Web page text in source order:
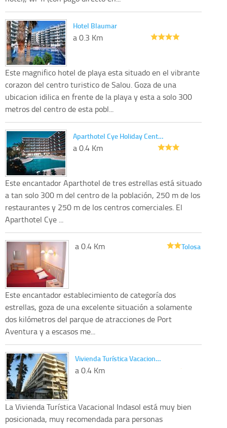
Hotel Blaumar
a 0.3 Km
Este magnifico hotel de playa esta situado en el vibrante
corazon del centro turistico de Salou. Goza de una
ubicacion idilica en frente de la playa y esta a solo 300
metros del centro de esta pobl...
Aparthotel Cye Holiday Cent…
a 0.4 Km
Este encantador Aparthotel de tres estrellas está situado
a tan solo 300 m del centro de la población, 250 m de los
restaurantes y 250 m de los centros comerciales. El
Aparthotel Cye ...
Tolosa
a 0.4 Km
Este encantador establecimiento de categoría dos
estrellas, goza de una excelente situación a solamente
dos kilómetros del parque de atracciones de Port
Aventura y a escasos me...
Vivienda Turística Vacacion…
a 0.4 Km
La Vivienda Turística Vacacional Indasol está muy bien
posicionada, muy recomendada para personas